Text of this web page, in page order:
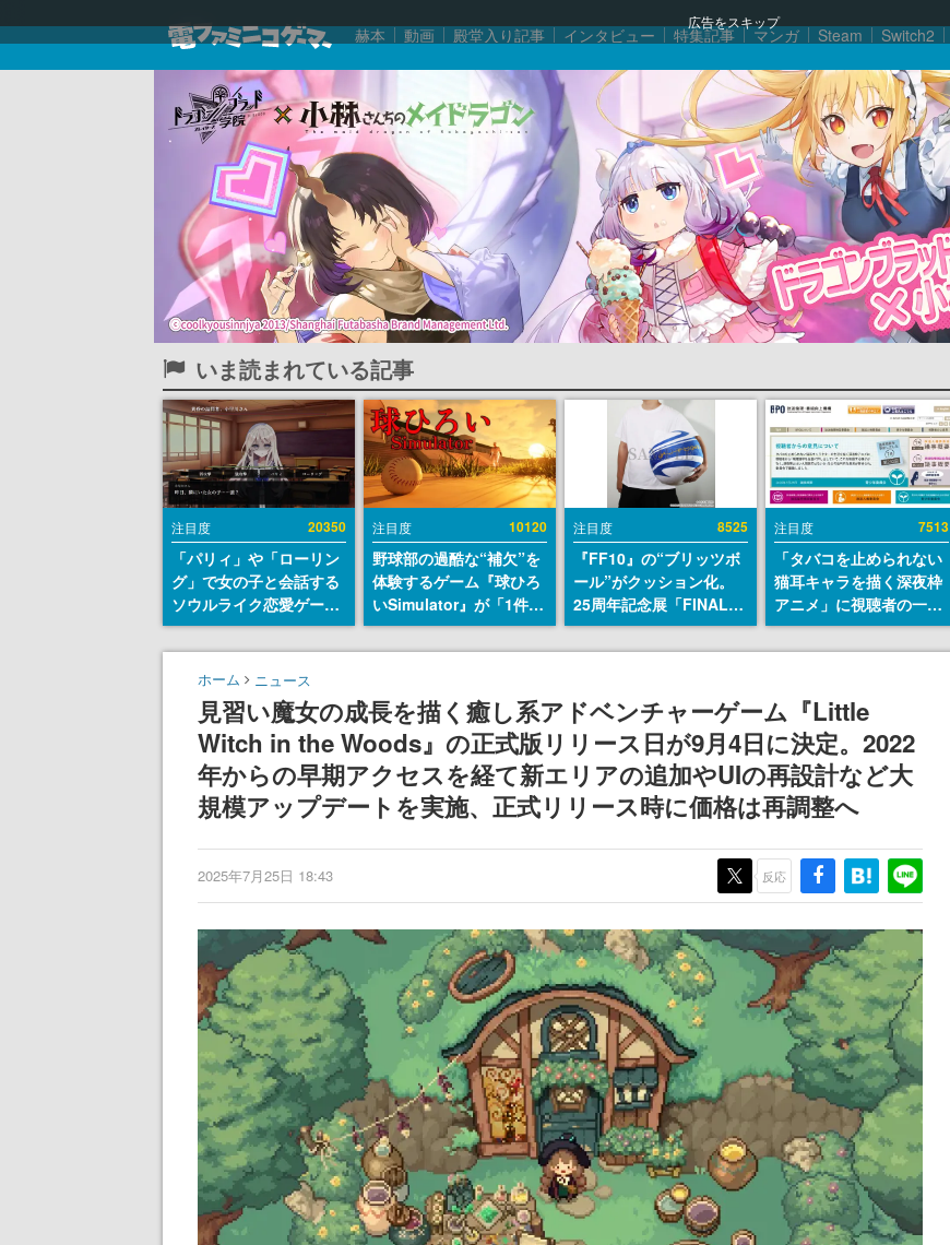
広告をスキップ
赫本 動画 殿堂入り記事 インタビュー 特集記事 マンガ Steam Switch2
いま読まれている記事
注目度 20350
「パリィ」や「ローリン
グ」で女の子と会話する
ソウルライク恋愛ゲーム
『小早川さんはソウルラ
イク』無料公開。返事に
失敗すると「YOU
DIED」
注目度 10120
野球部の過酷な“補欠”を
体験するゲーム『球ひろ
いSimulator』が「1件」
のウィッシュリストをも
とにチェコ語に対応し
ダム・カム』開発元やチ
ェコのプロ野球選手から
称賛の声
注目度 8525
『FF10』の“ブリッツボ
ール”がクッション化。
25周年記念展「FINAL
FANTASY X MUSEUM-
幻光の記憶-」のグッズ情
注目度 7513
「タバコを止められない
猫耳キャラを描く深夜枠
アニメ」に視聴者の一部
から批判意見。違法薬物
の使用と思しき描写も含
ホーム ニュース
見習い魔女の成長を描く癒し系アドベンチャーゲーム『Little
Witch in the Woods』の正式版リリース日が9月4日に決定。2022
年からの早期アクセスを経て新エリアの追加やUIの再設計など大
規模アップデートを実施、正式リリース時に価格は再調整へ
2025年7月25日 18:43 反応